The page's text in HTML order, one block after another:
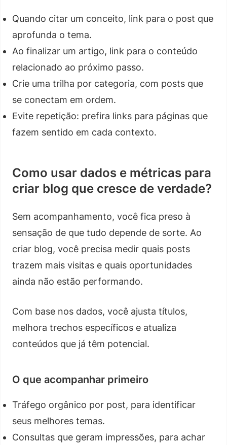
Quando citar um conceito, link para o post que
aprofunda o tema.
Ao finalizar um artigo, link para o conteúdo
relacionado ao próximo passo.
Crie uma trilha por categoria, com posts que
se conectam em ordem.
Evite repetição: prefira links para páginas que
fazem sentido em cada contexto.
Como usar dados e métricas para
criar blog que cresce de verdade?
Sem acompanhamento, você fica preso à
sensação de que tudo depende de sorte. Ao
criar blog, você precisa medir quais posts
trazem mais visitas e quais oportunidades
ainda não estão performando.
Com base nos dados, você ajusta títulos,
melhora trechos específicos e atualiza
conteúdos que já têm potencial.
O que acompanhar primeiro
Tráfego orgânico por post, para identificar
seus melhores temas.
Consultas que geram impressões, para achar